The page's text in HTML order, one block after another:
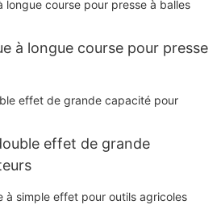
à longue course pour presse
effet de grande